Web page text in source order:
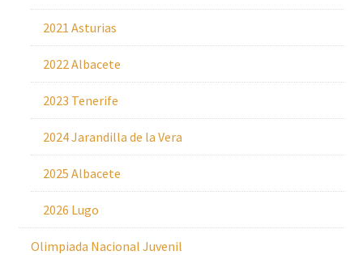
2021 Asturias
2022 Albacete
2023 Tenerife
2024 Jarandilla de la Vera
2025 Albacete
2026 Lugo
Olimpiada Nacional Juvenil